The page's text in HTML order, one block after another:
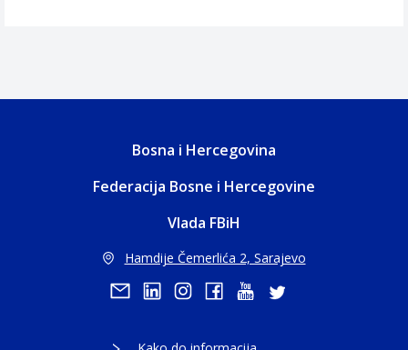
Bosna i Hercegovina
Federacija Bosne i Hercegovine
Vlada FBiH
Hamdije Čemerlića 2, Sarajevo